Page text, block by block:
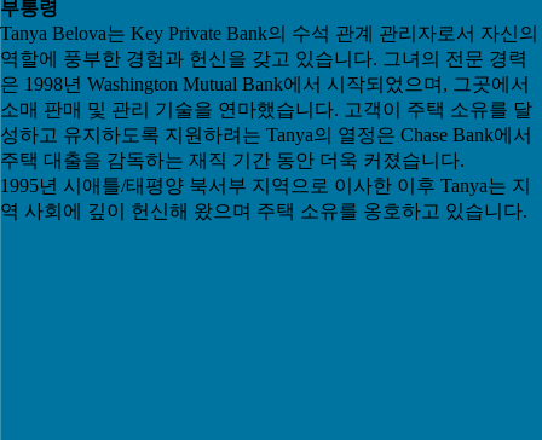
부통령
Tanya Belova는 Key Private Bank의 수석 관계 관리자로서 자신의
역할에 풍부한 경험과 헌신을 갖고 있습니다. 그녀의 전문 경력
은 1998년 Washington Mutual Bank에서 시작되었으며, 그곳에서
소매 판매 및 관리 기술을 연마했습니다. 고객이 주택 소유를 달
성하고 유지하도록 지원하려는 Tanya의 열정은 Chase Bank에서
주택 대출을 감독하는 재직 기간 동안 더욱 커졌습니다.
1995년 시애틀/태평양 북서부 지역으로 이사한 이후 Tanya는 지
역 사회에 깊이 헌신해 왔으며 주택 소유를 옹호하고 있습니다.